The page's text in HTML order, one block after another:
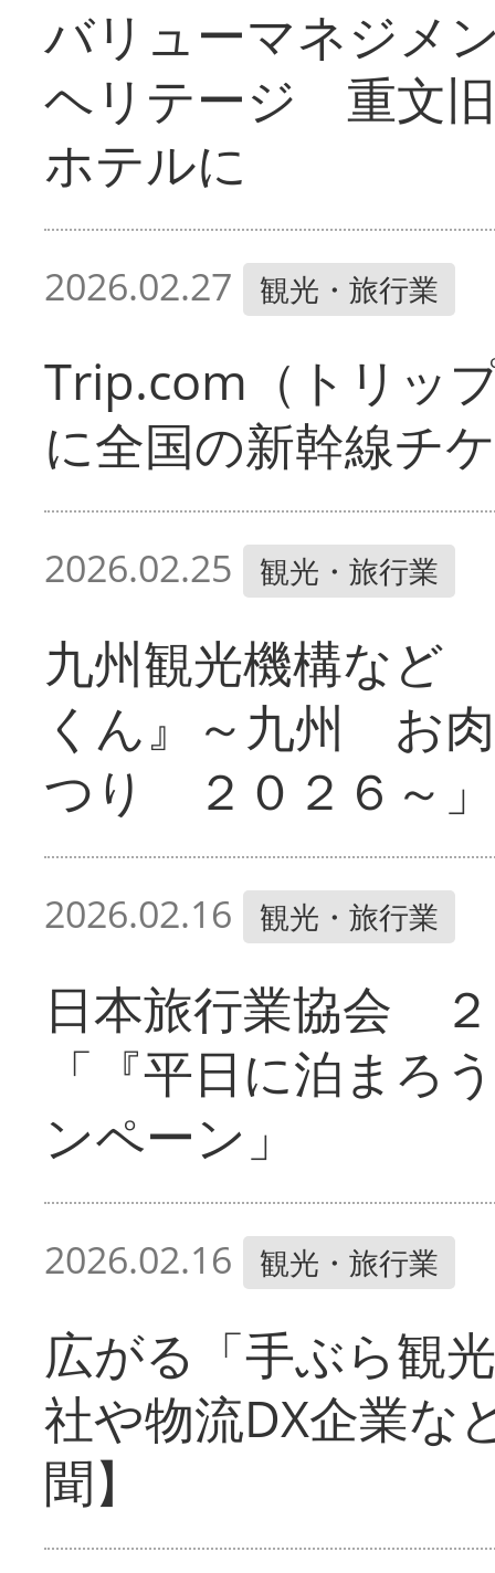
バリューマネジメ
ヘリテージ 重文
ホテルに
2026.02.27 観光・旅行業
Trip.com（トリッ
に全国の新幹線チ
2026.02.25 観光・旅行業
九州観光機構など
くん』～九州 お
つり ２０２６～」
2026.02.16 観光・旅行業
日本旅行業協会
「『平日に泊まろ
ンペーン」
2026.02.16 観光・旅行業
広がる「手ぶら観
社や物流DX企業な
聞】